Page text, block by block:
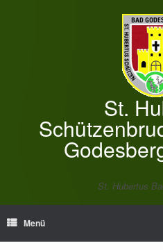
St.
St. Hubertus
Menü